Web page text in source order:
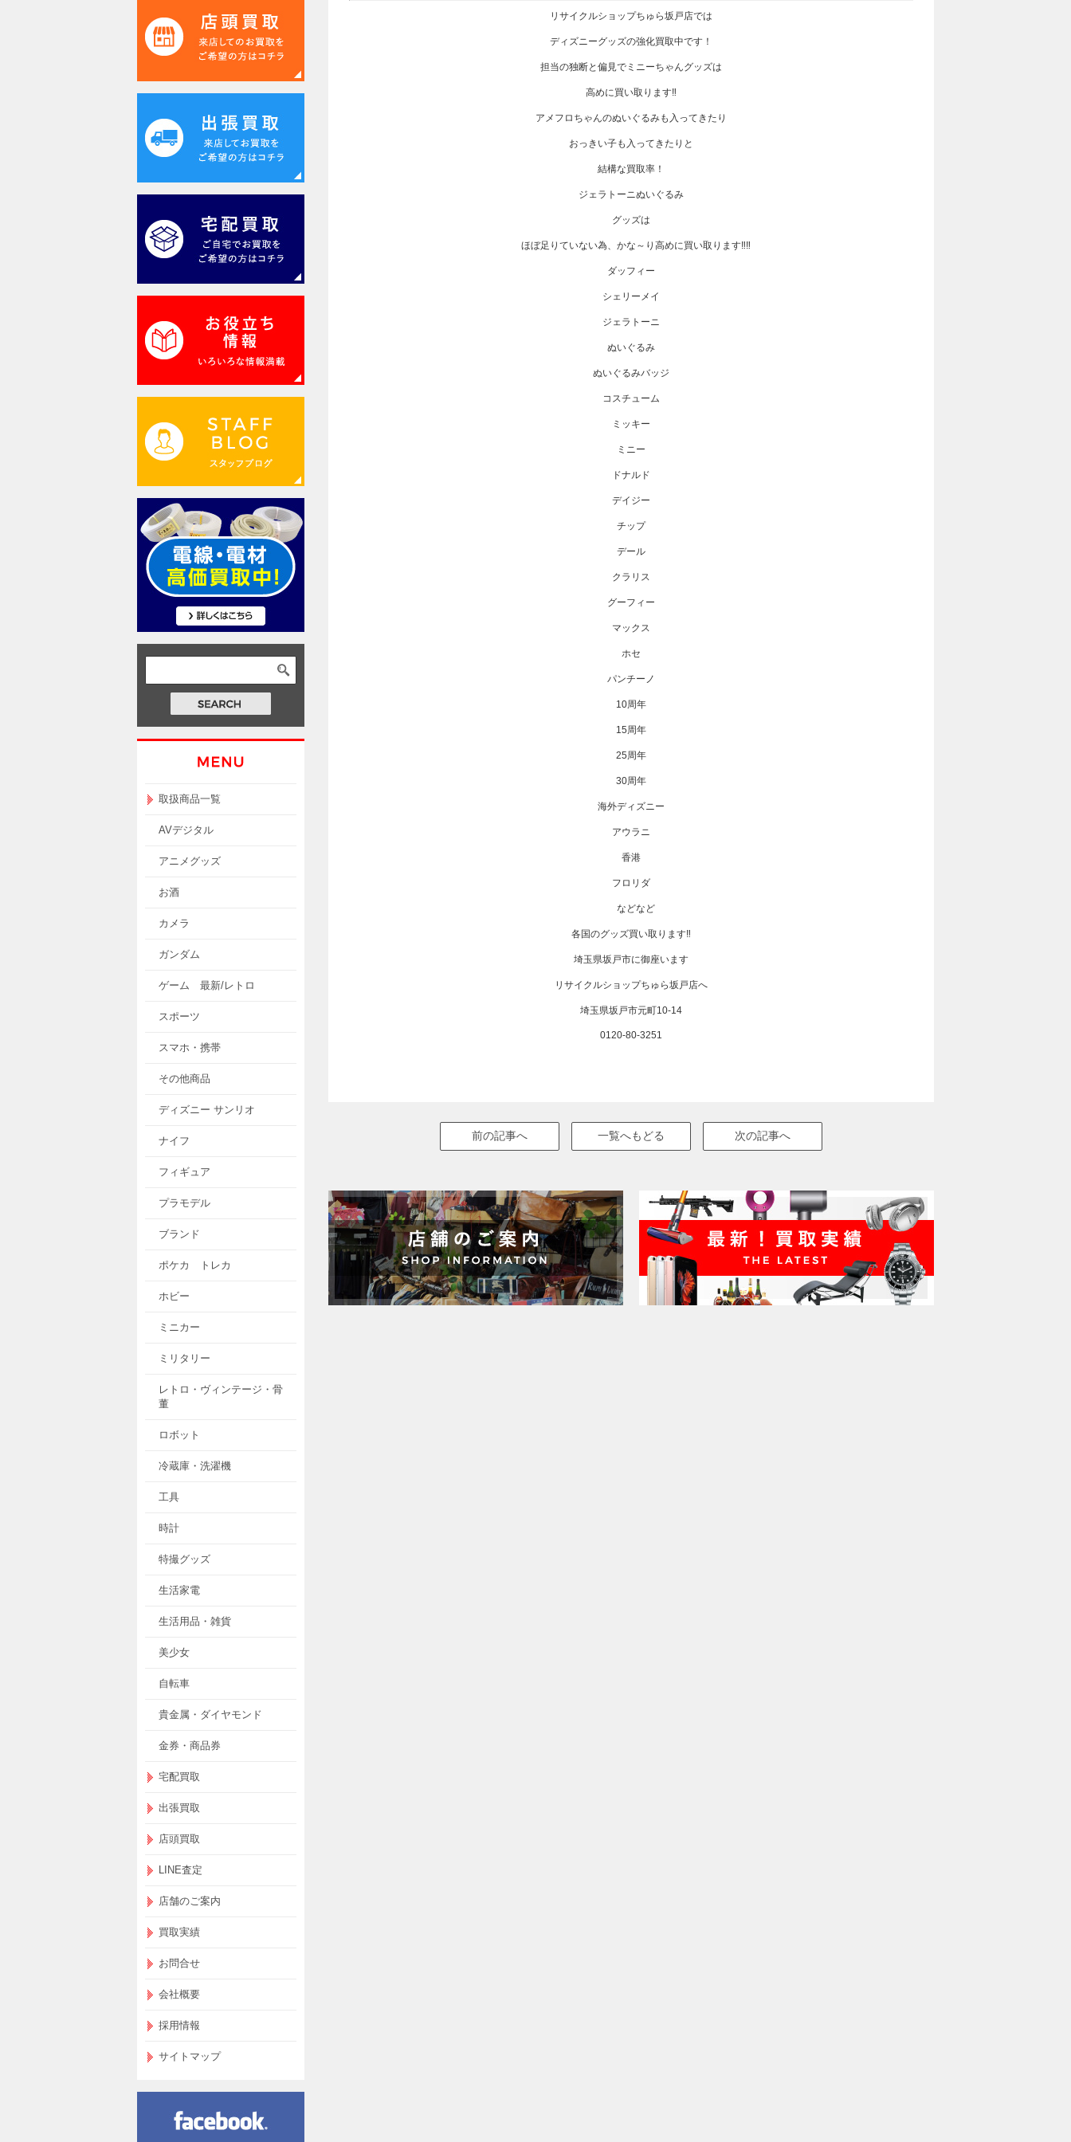
リサイクルショップちゅら坂戸店では
ディズニーグッズの強化買取中です！
担当の独断と偏見でミニーちゃんグッズは
高めに買い取ります‼
アメフロちゃんのぬいぐるみも入ってきたり
おっきい子も入ってきたりと
結構な買取率！
ジェラトーニぬいぐるみ
グッズは
ほぼ足りていない為、かな～り高めに買い取ります‼‼
ダッフィー
シェリーメイ
ジェラトーニ
ぬいぐるみ
ぬいぐるみバッジ
コスチューム
ミッキー
ミニー
ドナルド
デイジー
チップ
デール
クラリス
グーフィー
マックス
ホセ
パンチーノ
10周年
15周年
25周年
30周年
海外ディズニー
アウラニ
香港
フロリダ
などなど
各国のグッズ買い取ります‼
埼玉県坂戸市に御座います
リサイクルショップちゅら坂戸店へ
埼玉県坂戸市元町10-14
0120-80-3251
前の記事へ 次の記事へ
一覧へもどる
取扱商品一覧
AVデジタル
アニメグッズ
お酒
カメラ
ガンダム
ゲーム 最新/レトロ
スポーツ
スマホ・携帯
その他商品
ディズニー サンリオ
ナイフ
フィギュア
プラモデル
ブランド
ポケカ トレカ
ホビー
ミニカー
ミリタリー
レトロ・ヴィンテージ・骨
董
ロボット
冷蔵庫・洗濯機
工具
時計
特撮グッズ
生活家電
生活用品・雑貨
美少女
自転車
貴金属・ダイヤモンド
金券・商品券
宅配買取
出張買取
店頭買取
LINE査定
店舗のご案内
買取実績
お問合せ
会社概要
採用情報
サイトマップ